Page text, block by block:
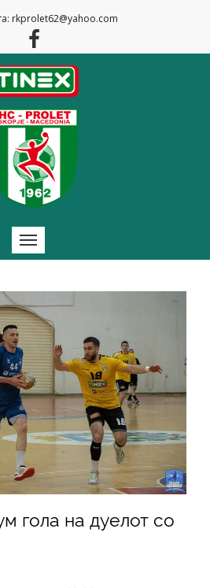
rkprolet62@yahoo.com
гола на дуелот со